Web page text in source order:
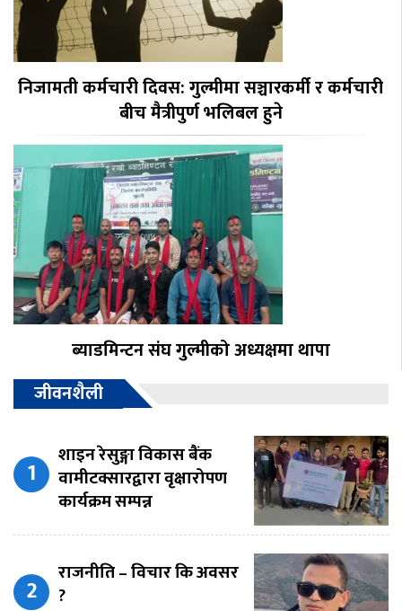
निजामती कर्मचारी दिवस: गुल्मीमा सञ्चारकर्मी र कर्मचारी
बीच मैत्रीपुर्ण भलिबल हुने
ब्याडमिन्टन संघ गुल्मीको अध्यक्षमा थापा
जीवनशैली
शाइन रेसुङ्गा विकास बैंक
वामीटक्सारद्वारा वृक्षारोपण
कार्यक्रम सम्पन्न
राजनीति – विचार कि अवसर
?